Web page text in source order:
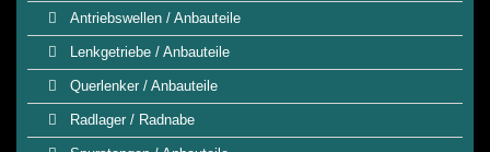
Antriebswellen / Anbauteile
Lenkgetriebe / Anbauteile
Querlenker / Anbauteile
Radlager / Radnabe